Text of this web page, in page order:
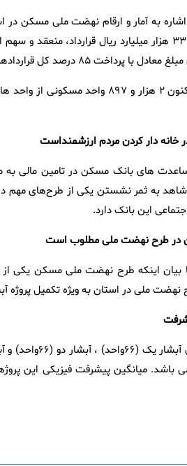
کل قراردادهای منعقد شده می باشد.
«معصومی» همچنین بیان کرد: تا
دار کردن مردم ارزشمنداست
های بانک مسکن در تامین مالی
به ثمر نشستن یکی از طرح‌های مهم
این بانک دارد.
در طرح نهضت ملی مطلوب است
بیان اینکه طرح نهضت ملی مسکن یکی
ملی در استان به ویژه تکمیل پروژه